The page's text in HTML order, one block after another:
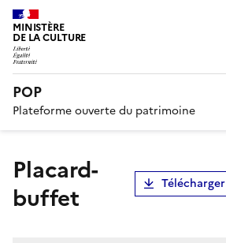
MINISTÈRE
DE LA CULTURE
POP
Plateforme ouverte du patrimoine
placard-
buffet
Télécharger